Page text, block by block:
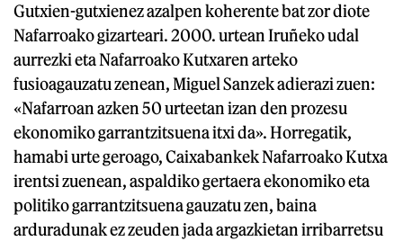
Gutxien-gutxienez azalpen koherente bat zor diote
Nafarroako gizarteari. 2000. urtean Iruñeko udal
aurrezki eta Nafarroako Kutxaren arteko
fusioagauzatu zenean, Miguel Sanzek adierazi zuen:
«Nafarroan azken 50 urteetan izan den prozesu
ekonomiko garrantzitsuena itxi da». Horregatik,
hamabi urte geroago, Caixabankek Nafarroako Kutxa
irentsi zuenean, aspaldiko gertaera ekonomiko eta
politiko garrantzitsuena gauzatu zen, baina
arduradunak ez zeuden jada argazkietan irribarretsu